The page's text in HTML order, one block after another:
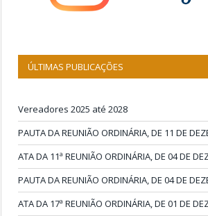
ÚLTIMAS PUBLICAÇÕES
Vereadores 2025 até 2028
PAUTA DA REUNIÃO ORDINÁRIA, DE 11 DE
ATA DA 11ª REUNIÃO ORDINÁRIA, DE 04 DE
PAUTA DA REUNIÃO ORDINÁRIA, DE 04 DE
ATA DA 17ª REUNIÃO ORDINÁRIA, DE 01 DE